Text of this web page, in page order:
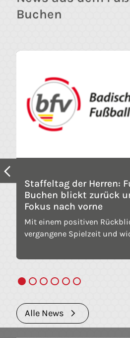
Buchen
Staffeltag der Herren:
Buchen blickt zurück
Fokus nach vorne
Mit einem positiven
vergangene Spielzeit und
hat der Fußballkreis
Regeländerungen, Fair-Play-
Auf- und
des Ehrenamts im
Alle News